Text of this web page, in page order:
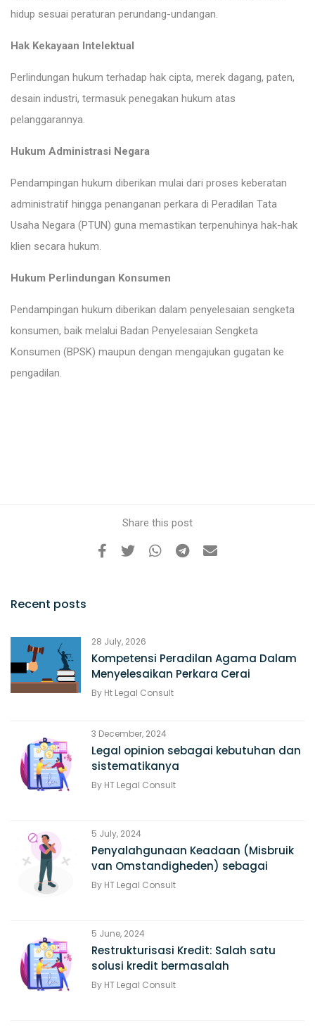
hidup sesuai peraturan perundang-undangan.
Hak Kekayaan Intelektual
Perlindungan hukum terhadap hak cipta, merek dagang, paten,
desain industri, termasuk penegakan hukum atas
pelanggarannya.
Hukum Administrasi Negara
Pendampingan hukum diberikan mulai dari proses keberatan
administratif hingga penanganan perkara di Peradilan Tata
Usaha Negara (PTUN) guna memastikan terpenuhinya hak-hak
klien secara hukum.
Hukum Perlindungan Konsumen
Pendampingan hukum diberikan dalam penyelesaian sengketa
konsumen, baik melalui Badan Penyelesaian Sengketa
Konsumen (BPSK) maupun dengan mengajukan gugatan ke
pengadilan.
Share this post
Recent posts
28 July, 2026
Kompetensi Peradilan Agama Dalam
Menyelesaikan Perkara Cerai
By Ht Legal Consult
3 December, 2024
Legal opinion sebagai kebutuhan dan
sistematikanya
By HT Legal Consult
5 July, 2024
Penyalahgunaan Keadaan (Misbruik
van Omstandigheden) sebagai
alasan Pembatalan Perjanjian
By HT Legal Consult
5 June, 2024
Restrukturisasi Kredit: Salah satu
solusi kredit bermasalah
By HT Legal Consult